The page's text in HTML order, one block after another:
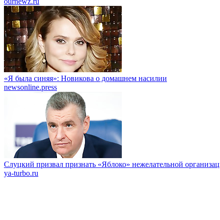
«Я была синяя»: Новикова о домашнем насилии
newsonline.press
Слуцкий призвал признать «Яблоко» нежелательной
ya-turbo.ru